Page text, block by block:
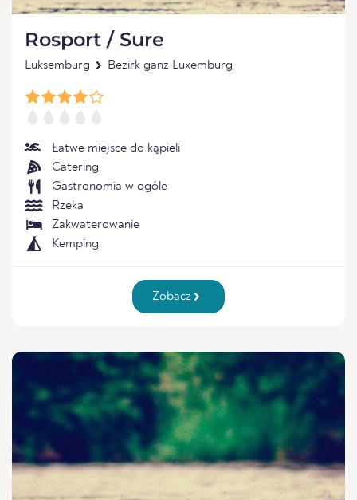
Rosport / Sure
Luksemburg Bezirk ganz Luxemburg
Łatwe miejsce do kąpieli
Catering
Gastronomia w ogóle
Rzeka
Zakwaterowanie
Kemping
Zobacz